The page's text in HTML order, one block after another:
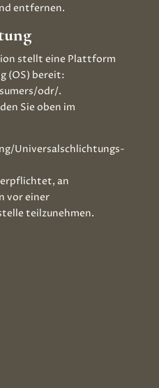
entfernen.
stellt eine Plattform
(OS) bereit:
odr/.
Sie oben im
Universal­schlichtungs­
an
vor einer
teilzunehmen.